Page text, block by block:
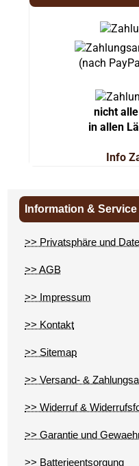
(nach
nicht
in allen
Info
Information & Service
>> Privatsphäre und
>> AGB
>> Impressum
>> Kontakt
>> Sitemap
>> Versand- &
>> Widerruf &
>> Garantie und
>> Batterieentsorgung